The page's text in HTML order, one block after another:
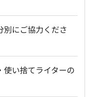
別にご協力くださ
い捨てライターの